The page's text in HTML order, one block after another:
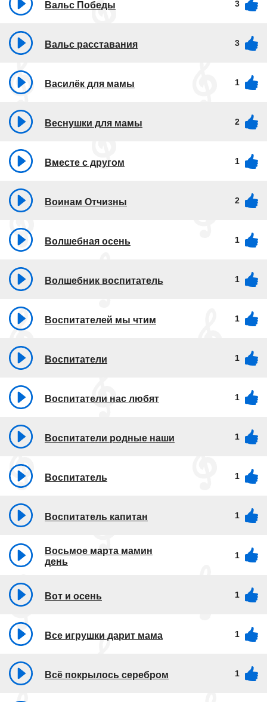
Вальс Победы 3
Вальс расставания 3
Василёк для мамы 1
Веснушки для мамы 2
Вместе с другом 1
Воинам Отчизны 2
Волшебная осень 1
Волшебник воспитатель 1
Воспитателей мы чтим 1
Воспитатели 1
Воспитатели нас любят 1
Воспитатели родные наши 1
Воспитатель 1
Воспитатель капитан 1
Восьмое марта мамин
день
1
Вот и осень 1
Все игрушки дарит мама 1
Всё покрылось серебром 1